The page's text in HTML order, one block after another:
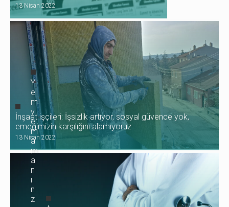
13 Nisan 2022
İnşaat işçileri: İşsizlik artıyor, sosyal güvence yok,
emeğimizin karşılığını alamıyoruz
13 Nisan 2022
Y
e
m
v
e
m
a
m
a
n
ı
n
z